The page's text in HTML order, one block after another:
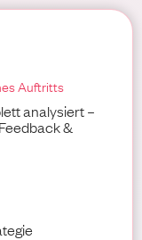
Auftritts
analysiert –
&